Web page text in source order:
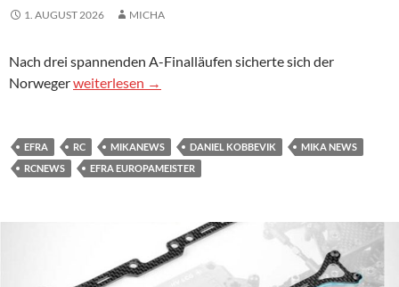
1. AUGUST 2026 MICHA
Nach drei spannenden A-Finalläufen sicherte sich der
NorwegerEin Norweger holt den EFRA
weiterlesen →
EFRA RC MIKANEWS DANIEL KOBBEVIK
MIKA NEWS
RCNEWS
EFRA EUROPAMEISTER